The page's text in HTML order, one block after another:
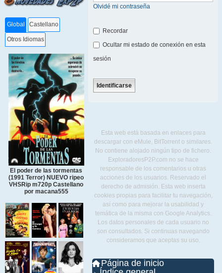
Global Castellano
Otros Idiomas
El poder de las tormentas
(1991 Terror) NUEVO ripeo
VHSRip m720p Castellano
por macana555
Olvidé mi contraseña
Recordar
Ocultar mi estado de conexión en esta
sesión
Esta web está basada en enlaces para
descargar con eMule, BitTorrent o similares.
No contiene alojado ningún tipo de fichero.
ExploradoresP2P.com no se hace
responsable de los comentarios u otras
acciones de los usuarios. Reservado el
derecho de admisión. Esta web inserta
cookies propias para facilitar tu navegación,
así como para mejorar la usabilidad y
temática de la misma con Google Analytics.
Los datos personales de cada usuario no
son consultados. Si continuas navegando
consideramos que aceptas su uso.
Página de inicio